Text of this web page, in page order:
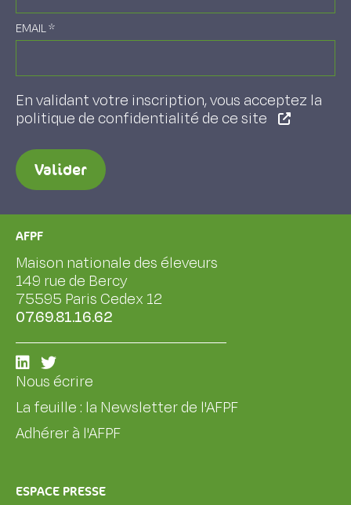
EMAIL*
En validant votre inscription, vous acceptez la
politique de confidentialité de ce site
Valider
AFPF
Maison nationale des éleveurs
149 rue de Bercy
75595 Paris Cedex 12
07.69.81.16.62
Nous écrire
La feuille : la Newsletter de l'AFPF
Adhérer à l'AFPF
ESPACE PRESSE